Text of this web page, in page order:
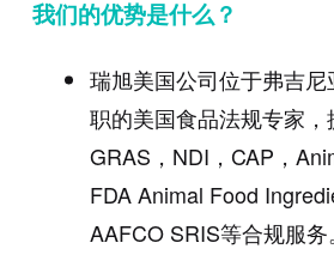
我们的优势是什么？
瑞旭美国公司位于弗吉
职的美国食品法规专家，
GRAS ， NDI ， CAP ，
FDA Animal Food
AAFCO SRIS等合规服务。